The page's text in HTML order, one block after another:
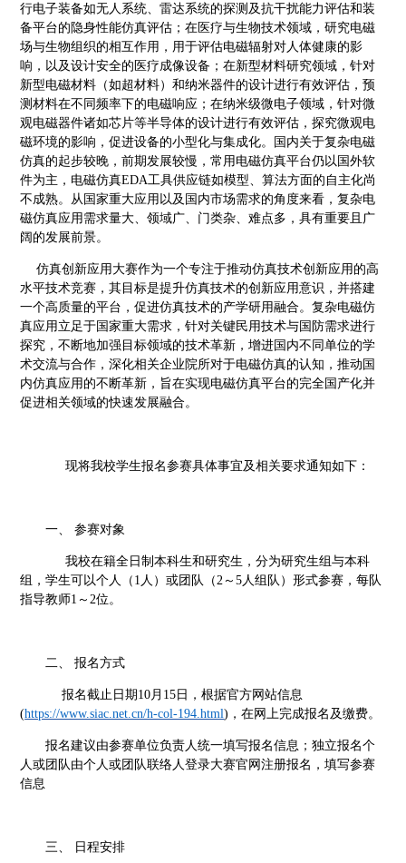
行电子装备如无人系统、雷达系统的探测及抗干扰能力评估和装
备平台的隐身性能仿真评估；在医疗与生物技术领域，研究电磁
场与生物组织的相互作用，用于评估电磁辐射对人体健康的影
响，以及设计安全的医疗成像设备；在新型材料研究领域，针对
新型电磁材料（如超材料）和纳米器件的设计进行有效评估，预
测材料在不同频率下的电磁响应；在纳米级微电子领域，针对微
观电磁器件诸如芯片等半导体的设计进行有效评估，探究微观电
磁环境的影响，促进设备的小型化与集成化。国内关于复杂电磁
仿真的起步较晚，前期发展较慢，常用电磁仿真平台仍以国外软
件为主，电磁仿真EDA工具供应链如模型、算法方面的自主化尚
不成熟。从国家重大应用以及国内市场需求的角度来看，复杂电
磁仿真应用需求量大、领域广、门类杂、难点多，具有重要且广
阔的发展前景。
仿真创新应用大赛作为一个专注于推动仿真技术创新应用的高
水平技术竞赛，其目标是提升仿真技术的创新应用意识，并搭建
一个高质量的平台，促进仿真技术的产学研用融合。复杂电磁仿
真应用立足于国家重大需求，针对关键民用技术与国防需求进行
探究，不断地加强目标领域的技术革新，增进国内不同单位的学
术交流与合作，深化相关企业院所对于电磁仿真的认知，推动国
内仿真应用的不断革新，旨在实现电磁仿真平台的完全国产化并
促进相关领域的快速发展融合。
现将我校学生报名参赛具体事宜及相关要求通知如下：
一、 参赛对象
我校在籍全日制本科生和研究生 ，分为研究生组与本科
组，学生可以个人（ 1人）或团队（2～5人组队）形式参赛，每队
指导教师1～2位。
二、 报名方式
报名截止日期 10月15日 ，根据官方网站信息
(https://www.siac.net.cn/h-col-194.html) ，在网上完成报名 及缴费。
报名建议由参赛单位负责人统一填写报名信息；独立报名个
人或团队由个人或团队联络人登录大赛官网注册报名，填写参赛
信息
三、 日程安排